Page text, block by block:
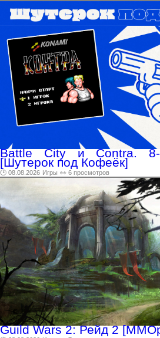
Battle City и Contra. 8-
[Шутерок под Кофеёк]
🕑 08.08.2026 Игры 👀 6 просмотров
Guild Wars 2: Рейд 2